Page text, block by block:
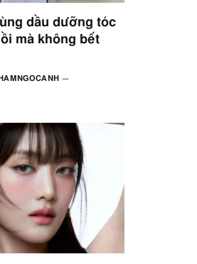
dầu dưỡng tóc
mà không bết